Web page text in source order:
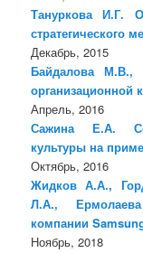
Тануркова И.Г.
стратегического
Декабрь, 2015
Байдалова М.В.,
организационной
Апрель, 2016
Сажина Е.А.
культуры на
Октябрь, 2016
Жидков А.А.,
Л.А.,
компании
Ноябрь, 2018